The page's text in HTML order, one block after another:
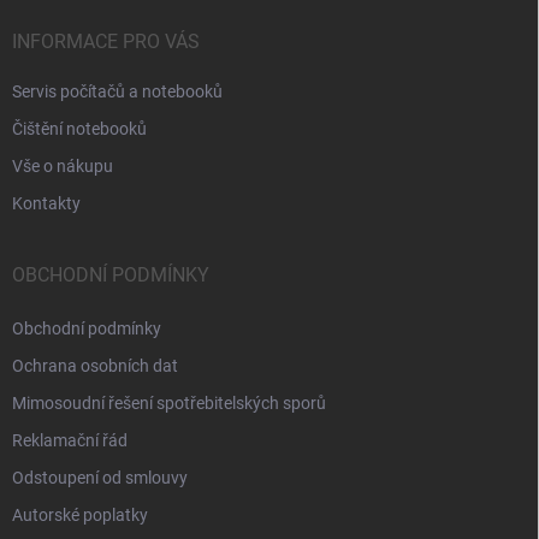
INFORMACE PRO VÁS
Servis počítačů a notebooků
Čištění notebooků
Vše o nákupu
Kontakty
OBCHODNÍ PODMÍNKY
Obchodní podmínky
Ochrana osobních dat
Mimosoudní řešení spotřebitelských sporů
Reklamační řád
Odstoupení od smlouvy
Autorské poplatky